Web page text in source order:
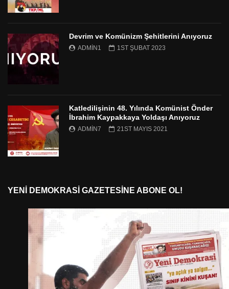
Devrim ve Komünizm Şehitlerini Anıyoruz
ADMIN1 1ST ŞUBAT 2023
Katledilişinin 48. Yılında Komünist Önder
İbrahim Kaypakkaya Yoldaşı Anıyoruz
ADMIN7 21ST MAYIS 2021
YENI DEMOKRASI GAZETESINE ABONE OL!